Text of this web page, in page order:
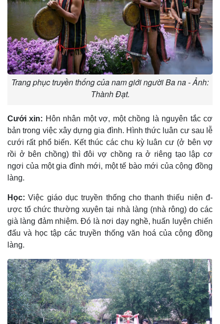
Trang phục truyền thống của nam giới người Ba na - Ảnh:
Thành Đạt.
C­ưới xin: Hôn nhân một vợ, một chồng là nguyên tắc cơ
bản trong việc xây dựng gia đình. Hình thức luân c­ư sau lễ
c­ưới rất phổ biến. Kết thúc các chu kỳ luân cư­ (ở bên vợ
rồi ở bên chồng) thì đôi vợ chồng ra ở riêng tạo lập cơ
ngơi của một gia đình mới, một tế bào mới của cộng đồng
làng.
Học:Việc giáo dục truyền thống cho thanh thiếu niên đ­
ược tổ chức thư­ờng xuyên tại nhà làng (nhà rông) do các
già làng đảm nhiệm. Đó là nơi dạy nghề, huấn luyện chiến
đấu và học tập các truyền thống văn hoá của cộng đồng
làng.